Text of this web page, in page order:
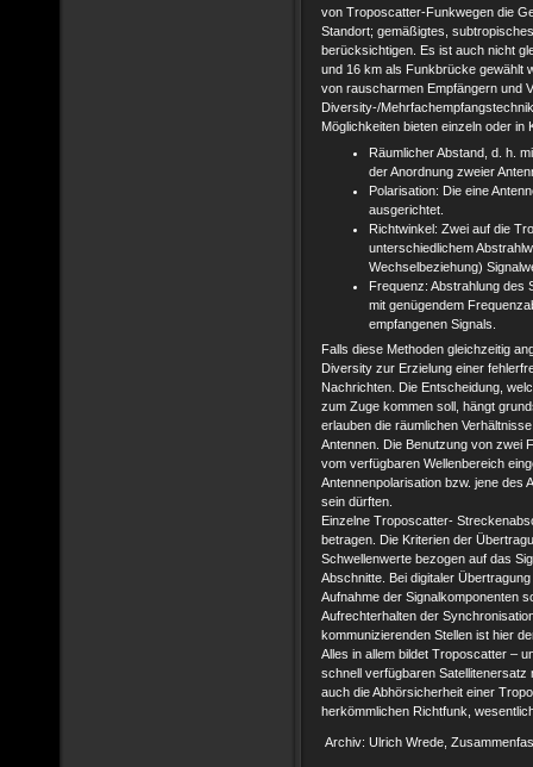
von Troposcatter-Funkwegen die
Standort; gemäßigtes,
berücksichtigen. Es ist auch nicht
und 16 km als Funkbrücke gewählt
von rauscharmen Empfängern und
Diversity-/
Möglichkeiten bieten einzeln oder in
Räumlicher Abstand, d. h.
der Anordnung zweier
Polarisation: Die eine
ausgerichtet.
Richtwinkel: Zwei auf die
unterschiedlichem
Wechselbeziehung)
Frequenz: Abstrahlung des
mit genügendem
empfangenen Signals.
Falls diese Methoden gleichzeitig
Diversity zur Erzielung einer
Nachrichten. Die Entscheidung,
zum Zuge kommen soll, hängt
erlauben die räumlichen
Antennen. Die Benutzung von zwei
vom verfügbaren Wellenbereich
Antennenpolarisation bzw. jene des
sein dürften.
Einzelne Troposcatter-
betragen. Die Kriterien der
Schwellenwerte bezogen auf das
Abschnitte. Bei digitaler
Aufnahme der Signalkomponenten
Aufrechterhalten der
kommunizierenden Stellen ist hier
Alles in allem bildet Troposcatter –
schnell verfügbaren Satellitenersatz
auch die Abhörsicherheit einer
herkömmlichen Richtfunk,
Archiv: Ulrich Wrede,